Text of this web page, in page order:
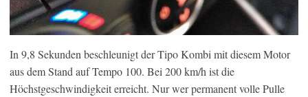
In 9,8 Sekunden beschleunigt der Tipo Kombi mit diesem Motor
aus dem Stand auf Tempo 100. Bei 200 km/h ist die
Höchstgeschwindigkeit erreicht. Nur wer permanent volle Pulle